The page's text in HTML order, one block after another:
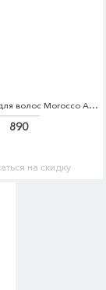
Кондиционер для волос Morocco Argan Oil Morocco Argan Oil MO046LWFCJ13
890
на скидку